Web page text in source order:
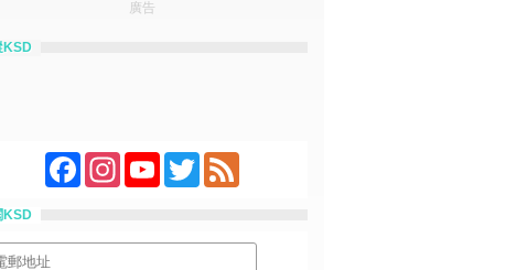
廣告
KSD
FacebookInstagramYouTubeTwitterFeed
KSD